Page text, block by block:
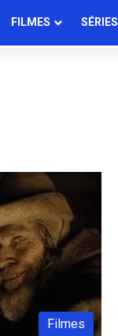
FILMES SÉRIES
Filmes